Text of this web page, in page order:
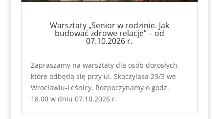
Warsztaty „Senior w rodzinie. Jak
budować zdrowe relacje” – od
07.10.2026 r.
Zapraszamy na warsztaty dla osób dorosłych,
które odbędą się przy ul. Skoczylasa 23/3 we
Wrocławiu-Leśnicy. Rozpoczynamy o godz.
18.00 w dniu 07.10.2026 r.